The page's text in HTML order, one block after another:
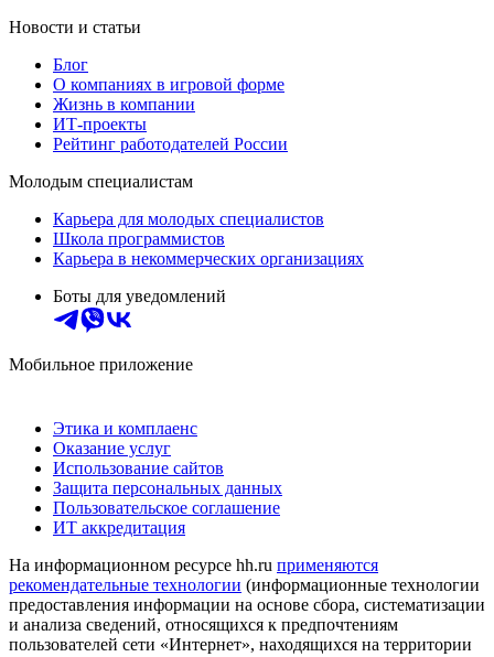
Новости и статьи
Блог
О компаниях в игровой форме
Жизнь в компании
ИТ-проекты
Рейтинг работодателей России
Молодым специалистам
Карьера для молодых специалистов
Школа программистов
Карьера в некоммерческих организациях
Боты для уведомлений
Мобильное приложение
Этика и комплаенс
Оказание услуг
Использование сайтов
Защита персональных данных
Пользовательское соглашение
ИТ аккредитация
На информационном ресурсе hh.ru применяются
рекомендательные технологии (информационные технологии
предоставления информации на основе сбора, систематизации
и анализа сведений, относящихся к предпочтениям
пользователей сети «Интернет», находящихся на территории